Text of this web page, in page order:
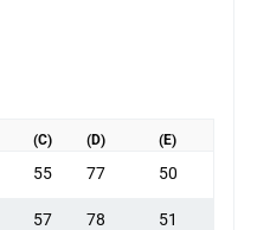
(C) (D) (E)
55 77 50
57 78 51